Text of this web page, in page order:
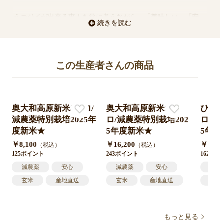
続きを読む
もっと見る
この生産者さんの商品
奥大和高原新米5キロ/
減農薬特別栽培2025年
度新米★
￥8,100 （税込）
125ポイント
減農薬
安心
玄米
産地直送
奥大和高原新米10キ
ロ/減農薬特別栽培202
5年度新米★
￥16,200 （税込）
243ポイント
減農薬
安心
玄米
産地直送
ひと
ロ/
5年
￥
162ポ